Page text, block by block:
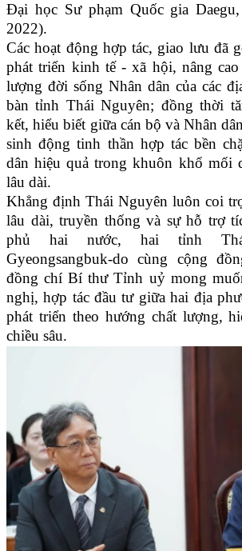
Đại học Sư phạm Quốc gia
2022).
Các hoạt động hợp tác, giao lưu đã
phát triển kinh tế - xã hội, nâng
lượng đời sống Nhân dân của các
bàn tỉnh Thái Nguyên; đồng thời
kết, hiểu biết giữa cán bộ và Nhân
sinh động tinh thần hợp tác bền
dân hiệu quả trong khuôn khổ mối
lâu dài.
Khẳng định Thái Nguyên luôn coi
lâu dài, truyền thống và sự hỗ trợ
phủ hai nước, hai tỉnh
Gyeongsangbuk-do cùng cộng
đồng chí Bí thư Tỉnh uỷ mong
nghị, hợp tác đầu tư giữa hai địa
phát triển theo hướng chất lượng,
chiều sâu.